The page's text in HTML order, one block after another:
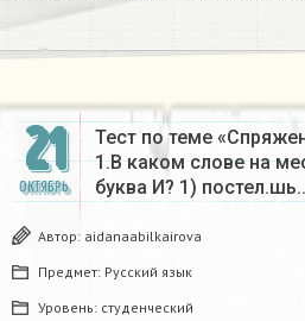
21
ОКТЯБРЬ
Тест по теме
1.В каком слове на
буква И? 1)
Автор: aidanaabilkairova
Предмет: Русский язык
Уровень: студенческий